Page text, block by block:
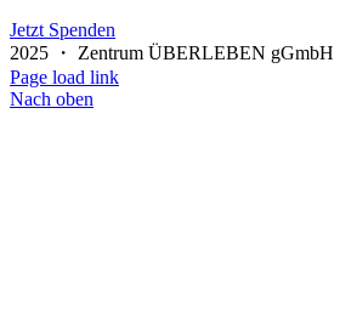
Jetzt Spenden
2025 ・ Zentrum ÜBERLEBEN gGmbH
Page load link
Nach oben